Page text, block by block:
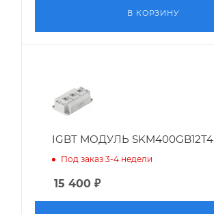
В КОРЗИНУ
IGBT МОДУЛЬ SKM400GB12T4
Под заказ 3-4 недели
15 400 ₽